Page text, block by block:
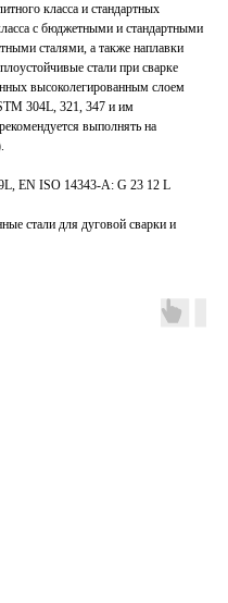
класса и стандартных
с бюджетными и стандартными
сталями, а также наплавки
стали при сварке
высоколегированным слоем
304L, 321, 347 и им
выполнять на
EN ISO 14343-A: G 23 12 L
стали для дуговой сварки и